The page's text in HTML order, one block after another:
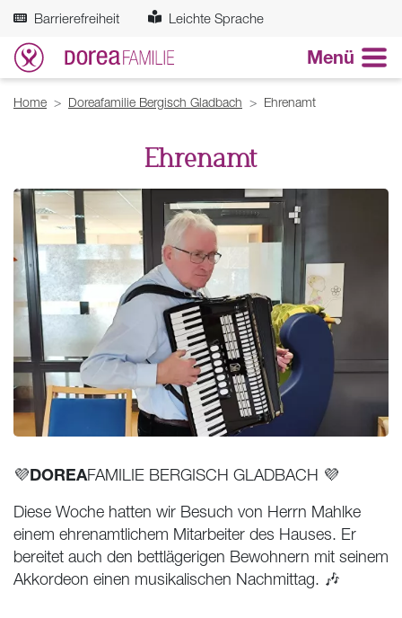
Zum Hauptinhalt springen
Barrierefreiheit Leichte Sprache
Menü
Breadcrumb
Home Doreafamilie Bergisch Gladbach Ehrenamt
Ehrenamt
💜DOREAFAMILIE BERGISCH GLADBACH 💜
Diese Woche hatten wir Besuch von Herrn Mahlke
einem ehrenamtlichem Mitarbeiter des Hauses. Er
bereitet auch den bettlägerigen Bewohnern mit seinem
Akkordeon einen musikalischen Nachmittag. 🎶